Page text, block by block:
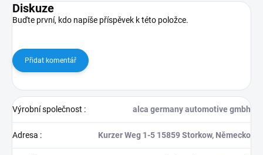
Diskuze
Buďte první, kdo napíše příspěvek k této položce.
Přidat komentář
Výrobní společnost : alca germany automotive gmbh
Adresa : Kurzer Weg 1-5 15859 Storkow, Německo